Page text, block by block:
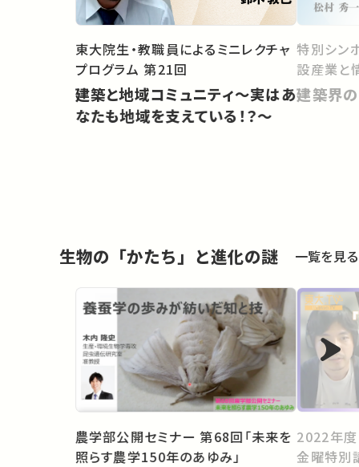
東大院生・教職員によるミニレクチャ
プログラム 第21回
建築と地域コミュニティ～実はあ
なたも地域を支えている！？～
特別シン
設産業と
建築界
生物の「かたち」と進化の謎 一覧を見る
農学部公開セミナー 第68回「未来を
照らす農学150年のあゆみ」
2022年度
金曜特別